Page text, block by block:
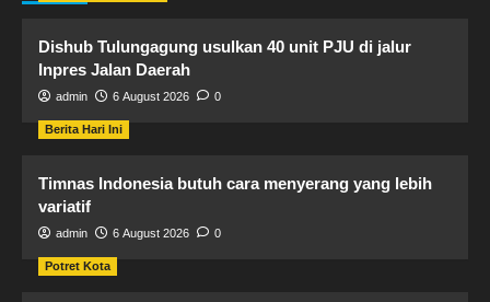
Dishub Tulungagung usulkan 40 unit PJU di jalur
Inpres Jalan Daerah
admin 6 August 2026 0
Berita Hari Ini
Timnas Indonesia butuh cara menyerang yang lebih
variatif
admin 6 August 2026 0
Potret Kota